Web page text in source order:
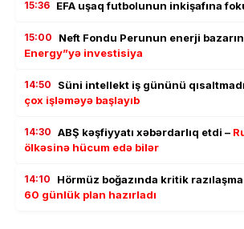
15:36 EFA uşaq futbolunun inkişafına
15:00 Neft Fondu Perunun enerji
Energy”yə investisiya
14:50 Süni intellekt iş gününü
çox işləməyə başlayıb
14:30 ABŞ kəşfiyyatı xəbərdarlıq etdi –
ölkəsinə hücum edə bilər
14:10 Hörmüz boğazında kritik razılaşma
60 günlük plan hazırladı